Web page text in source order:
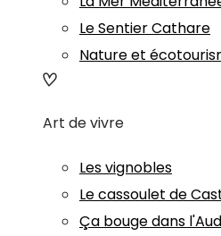
Le Sentier Cathare
Nature et
Art de vivre
Les vignobles
Le cassoulet de
Ça bouge dans